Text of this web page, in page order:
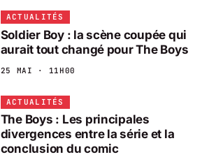
ACTUALITÉS
Soldier Boy : la scène coupée qui
aurait tout changé pour The Boys
25 MAI · 11H00
ACTUALITÉS
The Boys : Les principales
divergences entre la série et la
conclusion du comic